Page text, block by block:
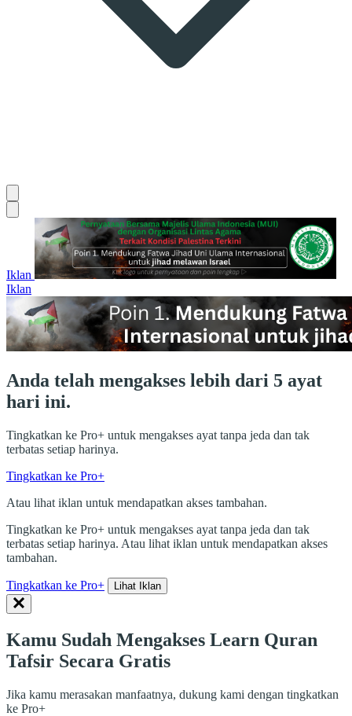
Iklan
Iklan
Anda telah mengakses lebih dari 5 ayat
hari ini.
Tingkatkan ke Pro+ untuk mengakses ayat tanpa jeda dan tak
terbatas setiap harinya.
Tingkatkan ke Pro+
Atau lihat iklan untuk mendapatkan akses tambahan.
Tingkatkan ke Pro+ untuk mengakses ayat tanpa jeda dan tak
terbatas setiap harinya. Atau lihat iklan untuk mendapatkan akses
tambahan.
Tingkatkan ke Pro+ Lihat Iklan
Kamu Sudah Mengakses Learn Quran
Tafsir Secara Gratis
Jika kamu merasakan manfaatnya, dukung kami dengan tingkatkan
ke Pro+